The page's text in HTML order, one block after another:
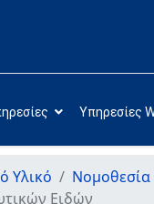
Υπηρεσίες
Υλικό
Νομοθεσία
Ειδών